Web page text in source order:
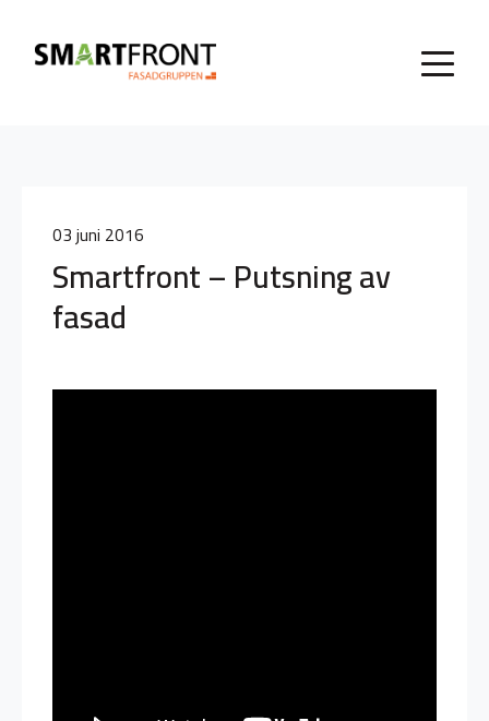
03 juni 2016
Smartfront – Putsning av
fasad